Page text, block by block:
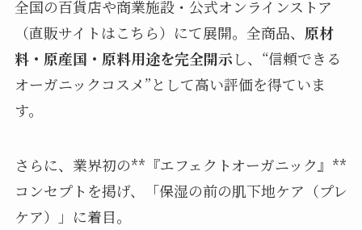
全国の百貨店や商業施設・公式オンラインストア
（直販サイトはこちら）にて展開。全商品、 原材
料・原産国・原料用途を完全開示し、“信頼できる
オーガニックコスメ”として高い評価を得ていま
す。
さらに、業界初の**『エフェクトオーガニック』**
コンセプトを掲げ、「保湿の前の肌下地ケア（プレ
ケア）」に着目。